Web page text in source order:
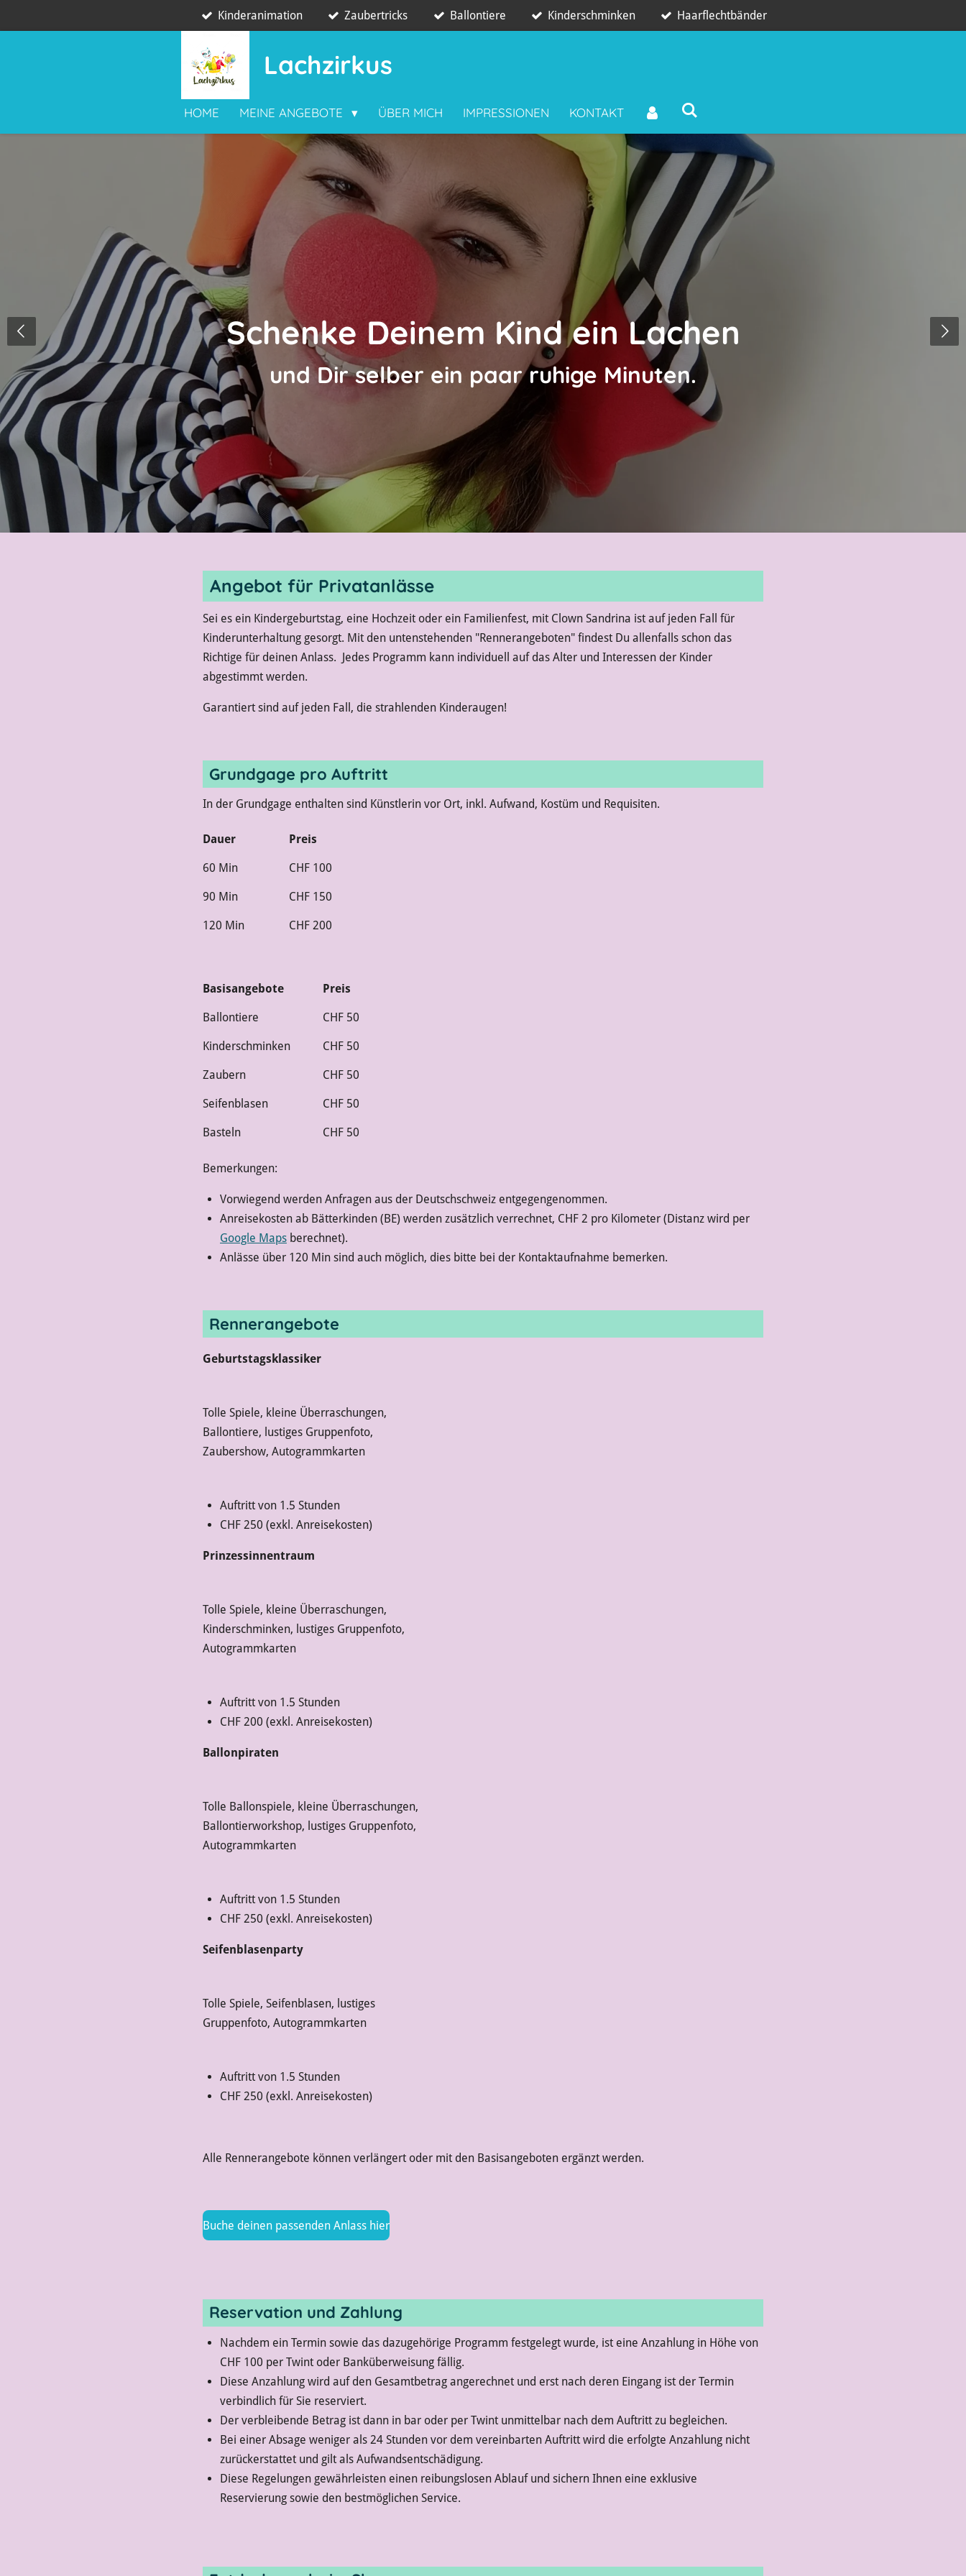
Kinderanimation Zaubertricks Ballontiere Kinderschminken Haarflechtbänder
Lachzirkus
HOME MEINE ANGEBOTE ÜBER MICH IMPRESSIONEN KONTAKT
Schenke Deinem Kind ein Lachen
und Dir selber ein paar ruhige Minuten.
Angebot für Privatanlässe
Sei es ein Kindergeburtstag, eine Hochzeit oder ein Familienfest, mit Clown Sandrina ist auf jeden Fall für
Kinderunterhaltung gesorgt. Mit den untenstehenden "Rennerangeboten" findest Du allenfalls schon das
Richtige für deinen Anlass. Jedes Programm kann individuell auf das Alter und Interessen der Kinder
abgestimmt werden.
Garantiert sind auf jeden Fall, die strahlenden Kinderaugen!
Grundgage pro Auftritt
In der Grundgage enthalten sind Künstlerin vor Ort, inkl. Aufwand, Kostüm und Requisiten.
Dauer Preis
60 Min CHF 100
90 Min CHF 150
120 Min CHF 200
Basisangebote Preis
Ballontiere CHF 50
Kinderschminken CHF 50
Zaubern CHF 50
Seifenblasen CHF 50
Basteln CHF 50
Bemerkungen:
Vorwiegend werden Anfragen aus der Deutschschweiz entgegengenommen.
Anreisekosten ab Bätterkinden (BE) werden zusätzlich verrechnet, CHF 2 pro Kilometer (Distanz wird per
Google Maps berechnet).
Anlässe über 120 Min sind auch möglich, dies bitte bei der Kontaktaufnahme bemerken.
Rennerangebote
Geburtstagsklassiker
Tolle Spiele, kleine Überraschungen,
Ballontiere, lustiges Gruppenfoto,
Zaubershow, Autogrammkarten
Auftritt von 1.5 Stunden
CHF 250 (exkl. Anreisekosten)
Prinzessinnentraum
Tolle Spiele, kleine Überraschungen,
Kinderschminken, lustiges Gruppenfoto,
Autogrammkarten
Auftritt von 1.5 Stunden
CHF 200 (exkl. Anreisekosten)
Ballonpiraten
Tolle Ballonspiele, kleine Überraschungen,
Ballontierworkshop, lustiges Gruppenfoto,
Autogrammkarten
Auftritt von 1.5 Stunden
CHF 250 (exkl. Anreisekosten)
Seifenblasenparty
Tolle Spiele, Seifenblasen, lustiges
Gruppenfoto, Autogrammkarten
Auftritt von 1.5 Stunden
CHF 250 (exkl. Anreisekosten)
Alle Rennerangebote können verlängert oder mit den Basisangeboten ergänzt werden.
Buche deinen passenden Anlass hier
Reservation und Zahlung
Nachdem ein Termin sowie das dazugehörige Programm festgelegt wurde, ist eine Anzahlung in Höhe von
CHF 100 per Twint oder Banküberweisung fällig.
Diese Anzahlung wird auf den Gesamtbetrag angerechnet und erst nach deren Eingang ist der Termin
verbindlich für Sie reserviert.
Der verbleibende Betrag ist dann in bar oder per Twint unmittelbar nach dem Auftritt zu begleichen.
Bei einer Absage weniger als 24 Stunden vor dem vereinbarten Auftritt wird die erfolgte Anzahlung nicht
zurückerstattet und gilt als Aufwandsentschädigung.
Diese Regelungen gewährleisten einen reibungslosen Ablauf und sichern Ihnen eine exklusive
Reservierung sowie den bestmöglichen Service.